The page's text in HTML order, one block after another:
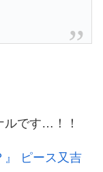
ルです…！！
』 ピース又吉